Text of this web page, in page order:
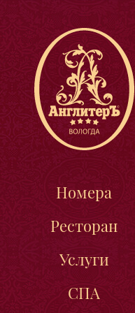
Номера
Ресторан
Услуги
СПА